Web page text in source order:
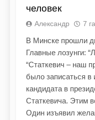
человек
Александр 7
В Минске прошли
Главные лозунги:
“Статкевич – наш
было записаться в
кандидата в
Статкевича. Этим
Один изъявил